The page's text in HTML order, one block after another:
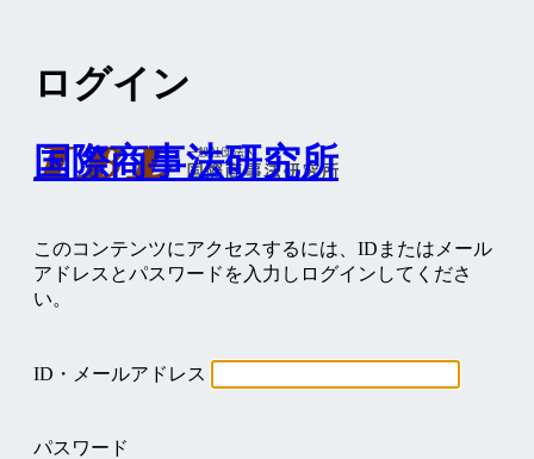
ログイン
国際商事法研究所
このコンテンツにアクセスするには、IDまたはメール
アドレスとパスワードを入力しログインしてくださ
い。
ID・メールアドレス
パスワード